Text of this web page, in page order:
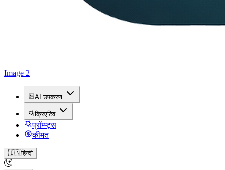
Image 2
AI उपकरण
क्रिएटिव
प्रॉम्प्ट्स
कीमत
🇮🇳हिन्दी